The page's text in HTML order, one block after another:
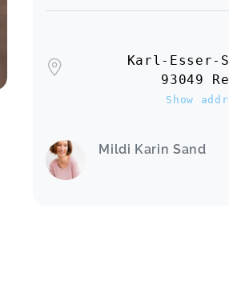
Karl-Esser-
93049
Show
Mildi Karin Sand